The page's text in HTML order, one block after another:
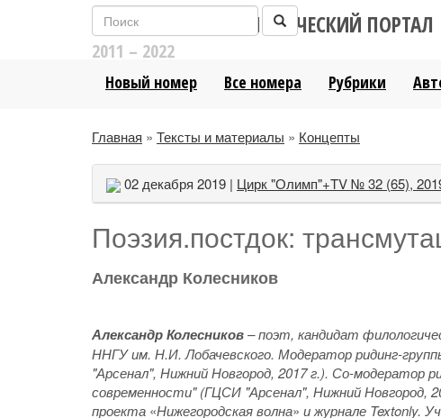
ЛИТЕРАТУРНО-АНАЛИТИЧЕСКИЙ ПОРТАЛ
2011 – 2022
Новый номер Все номера Рубрики
Главная » Тексты и материалы » Концепты
02 декабря 2019 | Цирк "Олимп"+TV № 32 (65),
Поэзия.постдок:
Александр Колесников
Александр Колесников– поэт, кандидат
ННГУ им. Н.И. Лобачевского. Модератор ридинг-
"Арсенал", Нижний Новгород, 2017 г.). Со-модератор
современности" (ГЦСИ "Арсенал", Нижний Новгород,
проекта «Нижегородская волна» и журнале Textonly.